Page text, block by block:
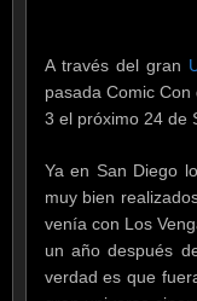
A través del gran
pasada Comic
3 el próximo 24 de
Ya en San Diego
muy bien
venía con Los
un año después
verdad es que